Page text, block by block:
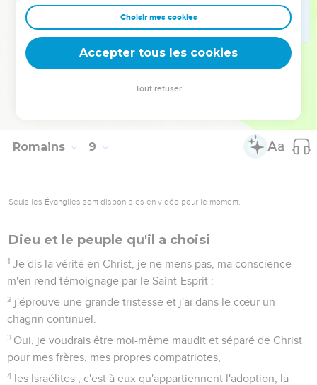
vainqueurs grâce à celui qui nous a aimés.
En effet, j'ai l'assurance que ni la mort ni la vie, ni les
anges ni les dominations, ni le présent ni l'avenir, ni les
puissances,
ni la hauteur, ni la profondeur, ni aucune autre créature ne
Romains 9
Seuls les Évangiles sont disponibles en vidéo pour le moment.
Dieu et le peuple qu'il a choisi
1 Je dis la vérité en Christ, je ne mens pas, ma conscience
m'en rend témoignage par le Saint-Esprit :
2 j'éprouve une grande tristesse et j'ai dans le cœur un
chagrin continuel.
3 Oui, je voudrais être moi-même maudit et séparé de Christ
pour mes frères, mes propres compatriotes,
4 les Israélites ; c'est à eux qu'appartiennent l'adoption, la
Choisir mes cookies
Accepter tous les cookies
Tout refuser